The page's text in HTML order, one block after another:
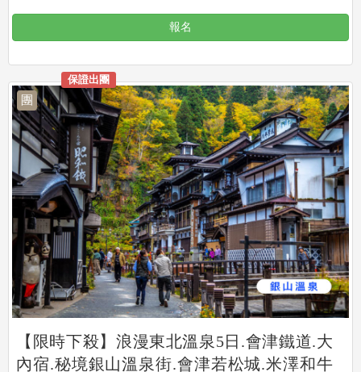
報名
團
【限時下殺】浪漫東北溫泉5日.會津鐵道.大
內宿.秘境銀山溫泉街.會津若松城.米澤和牛
保證出團